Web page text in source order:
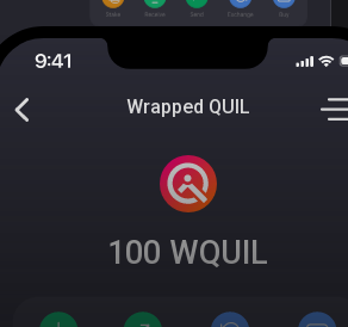
Wrapped QUIL
100 WQUIL